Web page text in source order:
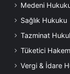
Medeni
Sağlık Hukuku
Tazminat
Tüketici
Vergi & İdare